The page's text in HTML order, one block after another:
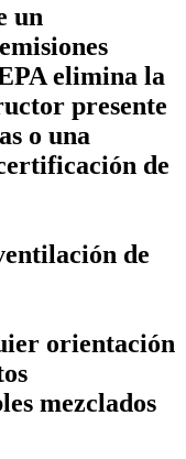
un
elimina la
presente
o una
de
de
orientación
mezclados